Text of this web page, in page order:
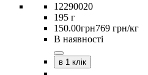
12290020
195 г
150.00грн769 грн/кг
В наявності
в 1 клік